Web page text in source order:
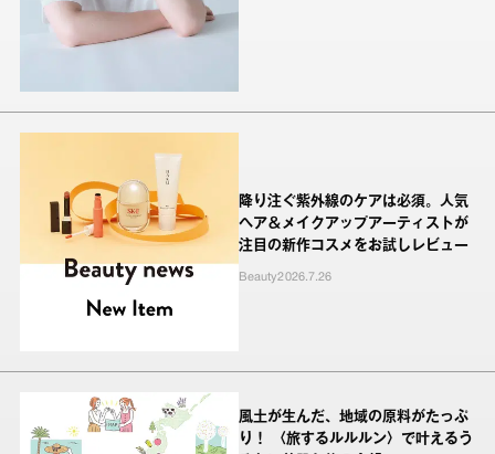
降り注ぐ紫外線のケアは必須。人気
ヘア＆メイクアップアーティストが
注目の新作コスメをお試しレビュー
Beauty2026.7.26
風土が生んだ、地域の原料がたっぷ
り！ 〈旅するルルルン〉で叶えるう